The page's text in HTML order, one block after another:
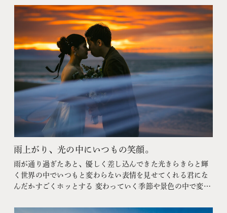
撮影を楽しんでいただきました。橋を行き交う方々からもた
くさんの祝福をいただき、会津の歴史と人の温かさに包まれ
た素敵な一日となりました。
雨上がり、光の中にいつもの笑顔。
雨が通り過ぎたあと、優しく差し込んできた光きらきらと輝
く世界の中でいつもと変わらない表情を見せてくれる君にな
んだかすごくホッとする 変わっていく季節や景色の中で変わ
から伝わったら嬉しいです